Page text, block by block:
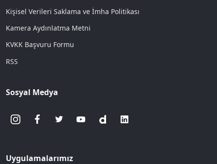
Kişisel Verileri Saklama ve İmha Politikası
Kamera Aydınlatma Metni
KVKK Başvuru Formu
RSS
Sosyal Medya
Uygulamalarımız